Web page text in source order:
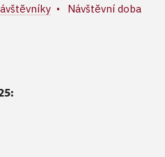
Návštěvní doba